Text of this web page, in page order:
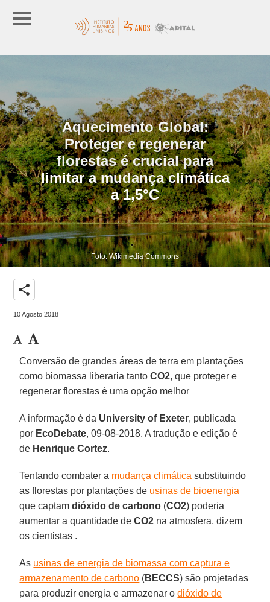
Aquecimento Global:
Proteger e regenerar
florestas é crucial para
limitar a mudança climática
a 1,5°C
Foto: Wikimedia Commons
share
10 Agosto 2018
Conversão de grandes áreas de terra em plantações
como biomassa liberaria tantoCO2, que proteger e
regenerar florestas é uma opção melhor
A informação é da University of Exeter, publicada
por EcoDebate, 09-08-2018. A tradução e edição é
de Henrique Cortez.
Tentando combater a mudança climática substituindo
as florestas por plantações de usinas de bioenergia
que captamdióxido de carbono (CO2) poderia
aumentar a quantidade deCO2 na atmosfera, dizem
os cientistas .
As usinas de energia de biomassa com captura e
armazenamento de carbono (BECCS) são projetadas
para produzir energia e armazenar odióxido de